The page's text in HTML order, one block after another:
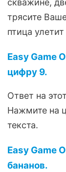
скважине,
трясите
птица
Easy Game
цифру 9.
Ответ на
Нажмите на
текста.
Easy Game
бананов.